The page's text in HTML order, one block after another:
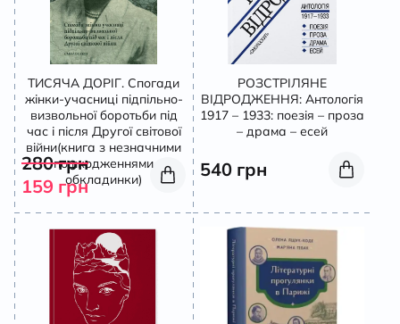
ТИСЯЧА ДОРІГ. Спогади
жінки-учасниці підпільно-
визвольної боротьби під
час і після Другої світової
війни(книга з незначними
пошкодженнями
обкладинки)
280грн
159 грн
РОЗСТРІЛЯНЕ
ВІДРОДЖЕННЯ: Антологія
1917 – 1933: поезія – проза
– драма – есей
540 грн